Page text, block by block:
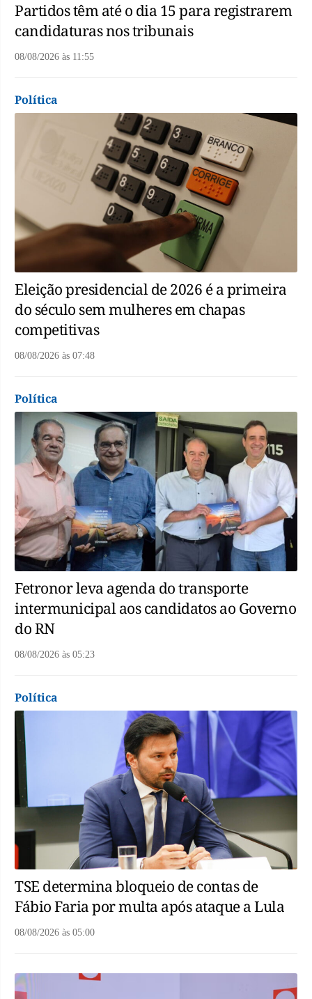
Partidos têm até o dia 15 para registrarem
candidaturas nos tribunais
08/08/2026 às 11:55
Política
Eleição presidencial de 2026 é a primeira
do século sem mulheres em chapas
competitivas
08/08/2026 às 07:48
Política
Fetronor leva agenda do transporte
intermunicipal aos candidatos ao Governo
do RN
08/08/2026 às 05:23
Política
TSE determina bloqueio de contas de
Fábio Faria por multa após ataque a Lula
08/08/2026 às 05:00